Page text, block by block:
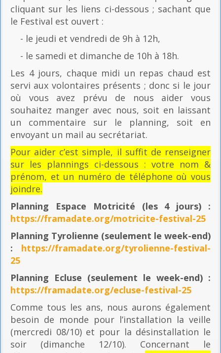
cliquant sur les liens ci-dessous ; sachant que
le Festival est ouvert :
- le jeudi et vendredi de 9h à 12h,
- le samedi et dimanche de 10h à 18h.
Les 4 jours, chaque midi un repas chaud est
servi aux volontaires présents ; donc si le jour
où vous avez prévu de nous aider vous
souhaitez manger avec nous, soit en laissant
un commentaire sur le planning, soit en
envoyant un mail au secrétariat.
Pour aider c’est simple, il suffit de renseigner
sur les plannings ci-dessous : votre nom &
prénom, et un numéro de téléphone où vous
joindre.
Planning Espace Motricité (les 4 jours) :
https://framadate.org/motricite-festival-25
Planning Tyrolienne (seulement le week-end)
: https://framadate.org/tyrolienne-festival-
25
Planning Ecluse (seulement le week-end) :
https://framadate.org/ecluse-festival-25
Comme tous les ans, nous aurons également
besoin de monde pour l’installation la veille
(mercredi 08/10) et pour la désinstallation le
soir (dimanche 12/10). Concernant le